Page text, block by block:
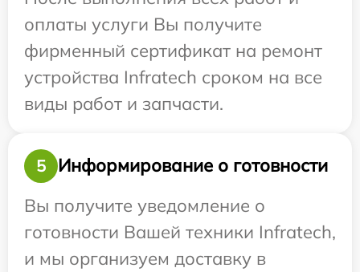
оплаты услуги Вы получите
фирменный сертификат на ремонт
устройства Infratech сроком на все
виды работ и запчасти.
5
Информирование о готовности
Вы получите уведомление о
готовности Вашей техники Infratech,
и мы организуем доставку в